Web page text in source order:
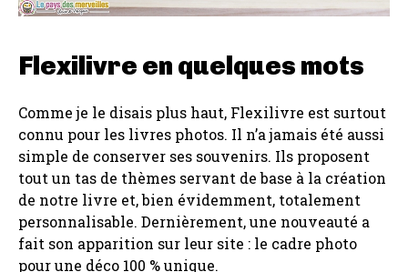
Flexilivre en quelques mots
Comme je le disais plus haut, Flexilivre est surtout
connu pour les livres photos. Il n’a jamais été aussi
simple de conserver ses souvenirs. Ils proposent
tout un tas de thèmes servant de base à la création
de notre livre et, bien évidemment, totalement
personnalisable. Dernièrement, une nouveauté a
fait son apparition sur leur site : le cadre photo
pour une déco 100 % unique.